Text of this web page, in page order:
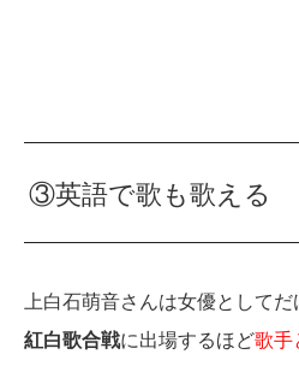
③英語で歌も歌える
上白石萌音さんは女優としてだ
紅白歌合戦に出場するほど歌手